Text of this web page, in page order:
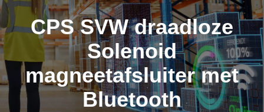
CPS SVW draadloze
Solenoid
magneetafsluiter met
Bluetooth